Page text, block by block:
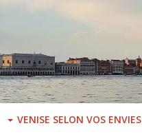
VENISE SELON VOS ENVIES